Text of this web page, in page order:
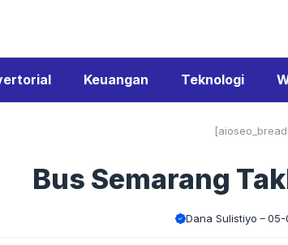
Keuangan Teknologi
Bus Semarang
Dana Sulistiyo 05-